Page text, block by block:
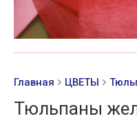
Главная ЦВЕТЫ
Тюльпаны